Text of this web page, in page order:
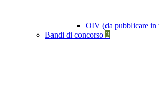
OIV (da pubblicare in
Bandi di concorso 2